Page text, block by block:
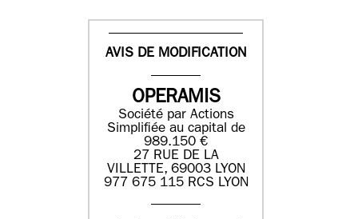
AVIS DE MODIFICATION
OPERAMIS
Société par Actions
Simplifiée au capital de
989.150 €
27 RUE DE LA
VILLETTE, 69003 LYON
977 675 115 RCS LYON